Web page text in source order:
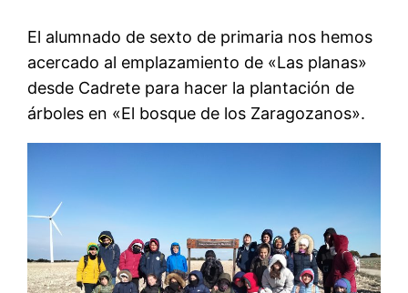
El alumnado de sexto de primaria nos hemos
acercado al emplazamiento de «Las planas»
desde Cadrete para hacer la plantación de
árboles en «El bosque de los Zaragozanos».